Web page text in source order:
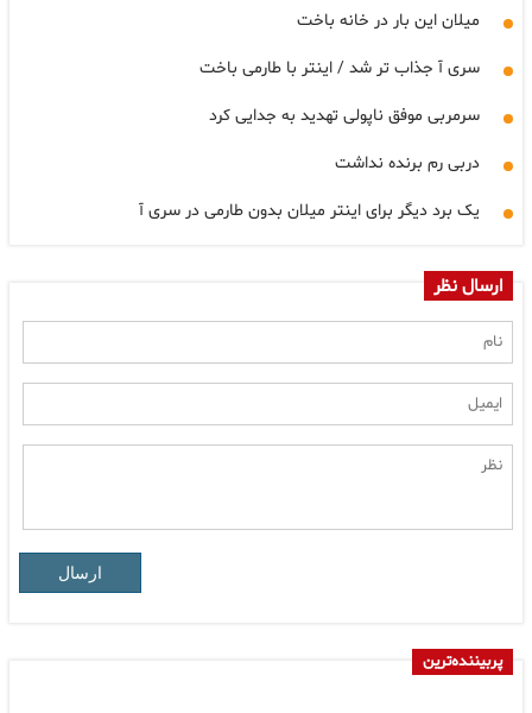
میلان این بار در خانه باخت
سری آ جذاب تر شد / اینتر با طارمی باخت
سرمربی موفق ناپولی تهدید به جدایی کرد
دربی رم برنده نداشت
یک برد دیگر برای اینتر میلان بدون طارمی در سری آ
ارسال نظر
ارسال
پربیننده‌ترین